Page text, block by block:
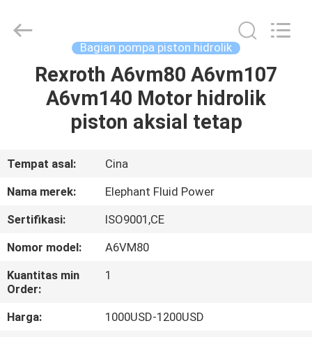
RUMAH
PRODUK
TENTANG
KAMI
TUR
PABRIK
KONTROL
KUALITAS
Power
Co.,Ltd.
Bagian pompa piston hidrolik
Rexroth A6vm80 A6vm107
A6vm140 Motor hidrolik
piston aksial tetap
Tempat asal:
Cina
Nama merek:
Elephant Fluid Power
Sertifikasi:
ISO9001,CE
Nomor model:
A6VM80
Kuantitas min
Order:
1
Harga:
1000USD-1200USD